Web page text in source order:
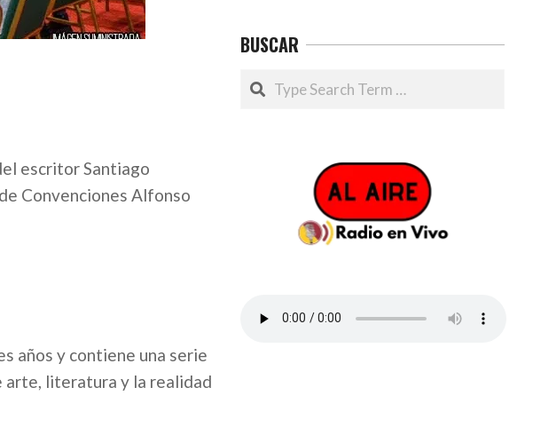
escritor Santiago
Convenciones Alfonso
años y contiene una serie
arte, literatura y la realidad
BUSCAR
Search